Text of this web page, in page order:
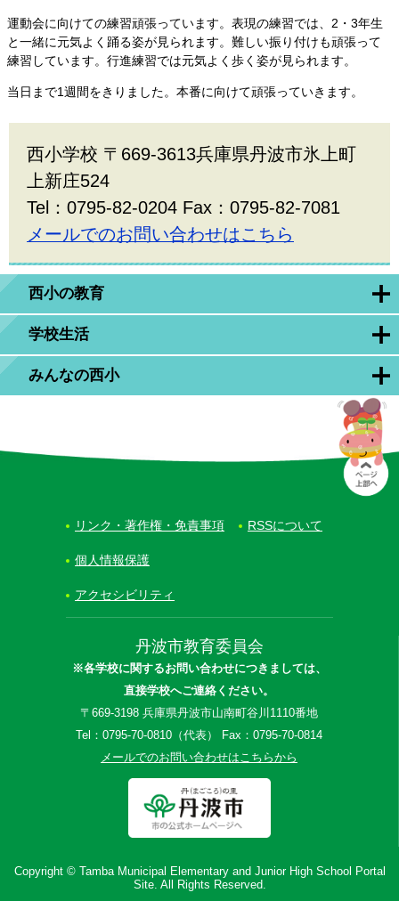
西小の教育
学校生活
みんなの西小
運動会に向けての練習頑張っています。表現の練習では、2・3年生
と一緒に元気よく踊る姿が見られます。難しい振り付けも頑張って
練習しています。行進練習では元気よく歩く姿が見られます。
当日まで1週間をきりました。本番に向けて頑張っていきます。
西小学校 〒669-3613兵庫県丹波市氷上町
上新庄524
Tel：0795-82-0204 Fax：0795-82-7081
メールでのお問い合わせはこちら
丹波市教育委員会
※各学校に関するお問い合わせにつきましては、
直接学校へご連絡ください。
〒669-3198 兵庫県丹波市山南町谷川1110番地
Tel：0795-70-0810（代表） Fax：0795-70-0814
メールでのお問い合わせはこちらから
リンク・著作権・免責事項 RSSについて
個人情報保護
アクセシビリティ
Copyright © Tamba Municipal Elementary and Junior High School Portal
Site. All Rights Reserved.